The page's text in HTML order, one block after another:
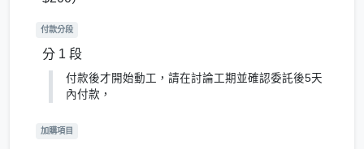
付款分段
分 1 段
付款後才開始動工，請在討論工期並確認委託後5天
內付款，
加購項目